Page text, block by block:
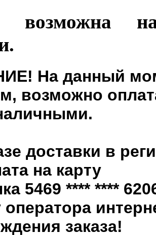
возможна
На данный
возможно
доставки в
на карту
5469 **** ****
оператора
заказа!